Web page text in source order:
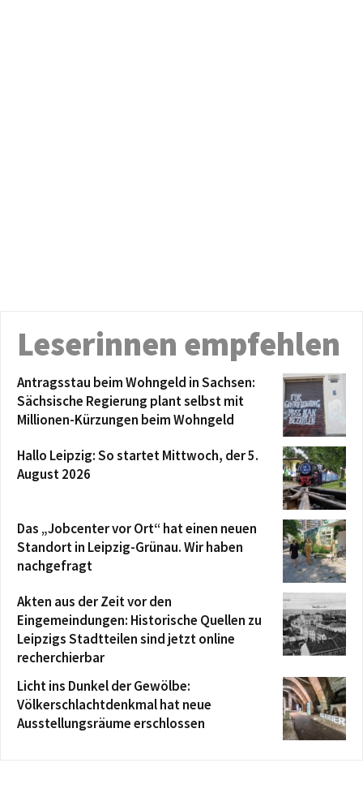
Leserinnen empfehlen
Antragsstau beim Wohngeld in Sachsen:
Sächsische Regierung plant selbst mit
Millionen-Kürzungen beim Wohngeld
Hallo Leipzig: So startet Mittwoch, der 5.
August 2026
Das „Jobcenter vor Ort“ hat einen neuen
Standort in Leipzig-Grünau. Wir haben
nachgefragt
Akten aus der Zeit vor den
Eingemeindungen: Historische Quellen zu
Leipzigs Stadtteilen sind jetzt online
recherchierbar
Licht ins Dunkel der Gewölbe:
Völkerschlachtdenkmal hat neue
Ausstellungsräume erschlossen